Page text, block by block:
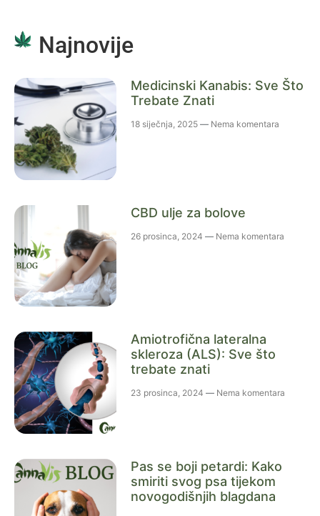
Najnovije
Medicinski Kanabis: Sve Što
Trebate Znati
18 siječnja, 2025 Nema komentara
CBD ulje za bolove
26 prosinca, 2024 Nema komentara
Amiotrofična lateralna
skleroza (ALS): Sve što
trebate znati
23 prosinca, 2024 Nema komentara
Pas se boji petardi: Kako
smiriti svog psa tijekom
novogodišnjih blagdana